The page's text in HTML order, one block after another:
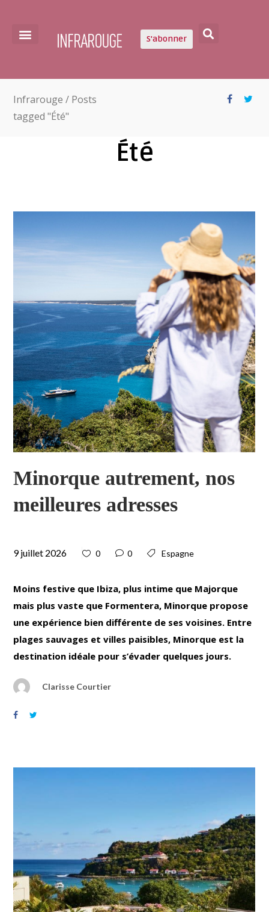
S'abonner
Infrarouge / Posts
tagged "Été"
Été
Minorque autrement, nos
meilleures adresses
9 juillet 2026 0 0 Espagne
Moins festive que Ibiza, plus intime que Majorque
mais plus vaste que Formentera, Minorque propose
une expérience bien différente de ses voisines. Entre
plages sauvages et villes paisibles, Minorque est la
destination idéale pour s’évader quelques jours.
Clarisse Courtier